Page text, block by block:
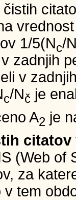
1/5(Nc/
zadnjih
v
c/Nč je
A2 je
citatov
(Web of
za
tem